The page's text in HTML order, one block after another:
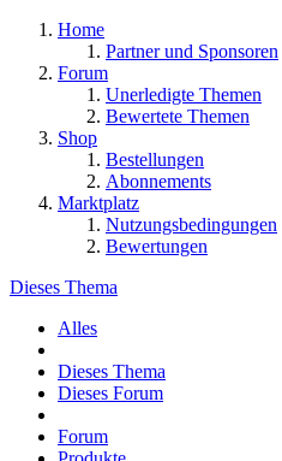
Home
Partner und Sponsoren
Forum
Unerledigte Themen
Bewertete Themen
Shop
Bestellungen
Abonnements
Marktplatz
Nutzungsbedingungen
Bewertungen
Dieses Thema
Alles
Dieses Thema
Dieses Forum
Forum